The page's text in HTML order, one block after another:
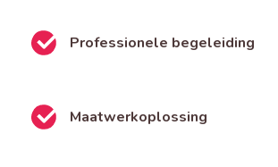
Professionele begeleiding
Maatwerkoplossing